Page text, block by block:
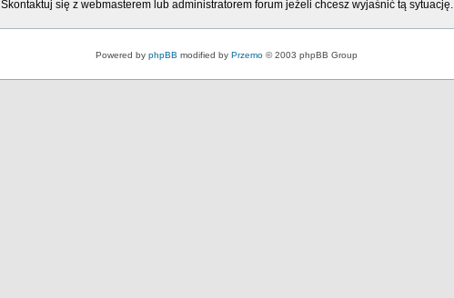
Skontaktuj się z webmasterem lub administratorem forum jeżeli chcesz wyjaśnić tą sytuację.
Powered by phpBB modified by Przemo © 2003 phpBB Group